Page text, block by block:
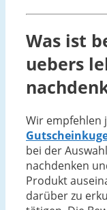
Was ist
uebers
Wir empfehlen
bei der
nachdenken
Produkt
darüber zu